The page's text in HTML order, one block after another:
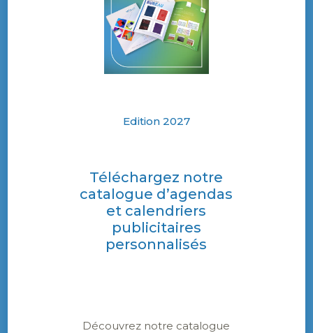
Edition 2027
Téléchargez notre
catalogue d’agendas
et calendriers
publicitaires
personnalisés
Découvrez notre catalogue